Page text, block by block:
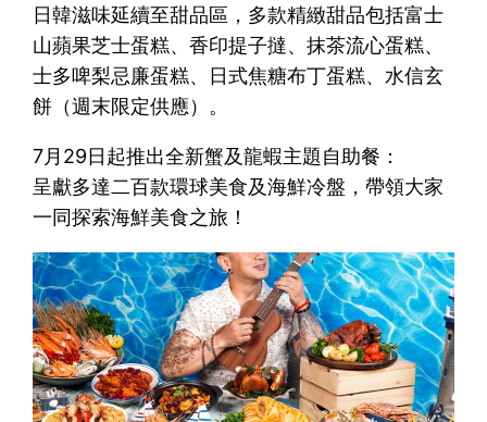
日韓滋味延續至甜品區，多款精緻甜品包括富士
山蘋果芝士蛋糕、香印提子撻、抹茶流心蛋糕、
士多啤梨忌廉蛋糕、日式焦糖布丁蛋糕、水信玄
餅（週末限定供應）。
7月29日起推出全新蟹及龍蝦主題自助餐：
呈獻多達二百款環球美食及海鮮冷盤，帶領大家
一同探索海鮮美食之旅！